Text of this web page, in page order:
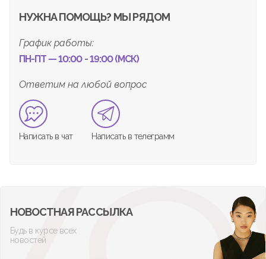
НУЖНА ПОМОЩЬ? МЫ РЯДОМ
График работы:
ПН-ПТ — 10:00 - 19:00 (МСК)
Ответим на любой вопрос
Написать в чат Написать в телеграмм
НОВОСТНАЯ РАССЫЛКА
Будь в курсе всех
новостей